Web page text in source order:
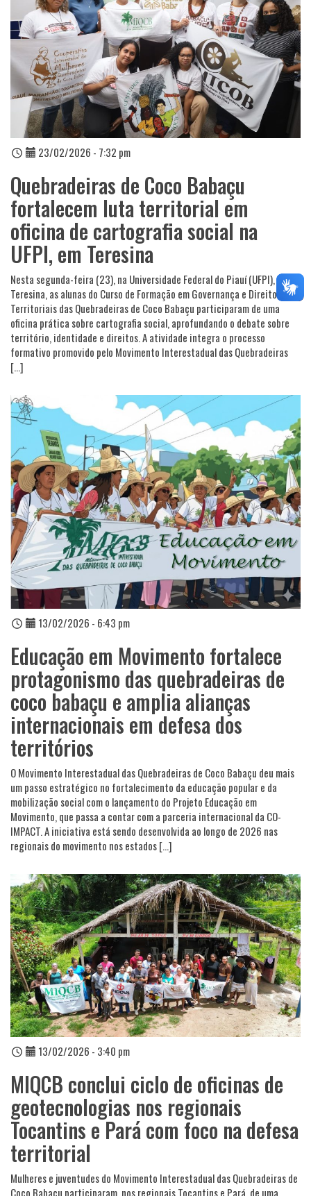
23/02/2026 - 7:32 pm
Quebradeiras de Coco Babaçu
fortalecem luta territorial em
oficina de cartografia social na
UFPI, em Teresina
Nesta segunda-feira (23), na Universidade Federal do Piauí (UFPI), em
Teresina, as alunas do Curso de Formação em Governança e Direitos
Territoriais das Quebradeiras de Coco Babaçu participaram de uma
oficina prática sobre cartografia social, aprofundando o debate sobre
território, identidade e direitos. A atividade integra o processo
formativo promovido pelo Movimento Interestadual das Quebradeiras
[…]
13/02/2026 - 6:43 pm
Educação em Movimento fortalece
protagonismo das quebradeiras de
coco babaçu e amplia alianças
internacionais em defesa dos
territórios
O Movimento Interestadual das Quebradeiras de Coco Babaçu deu mais
um passo estratégico no fortalecimento da educação popular e da
mobilização social com o lançamento do Projeto Educação em
Movimento, que passa a contar com a parceria internacional da CO-
IMPACT. A iniciativa está sendo desenvolvida ao longo de 2026 nas
regionais do movimento nos estados […]
13/02/2026 - 3:40 pm
MIQCB conclui ciclo de oficinas de
geotecnologias nos regionais
Tocantins e Pará com foco na defesa
territorial
Mulheres e juventudes do Movimento Interestadual das Quebradeiras de
Coco Babaçu participaram, nos regionais Tocantins e Pará, de uma